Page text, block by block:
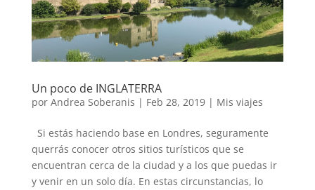
Un poco de INGLATERRA
por Andrea Soberanis | Feb 28, 2019| Mis viajes
Si estás haciendo base en Londres, seguramente
querrás conocer otros sitios turísticos que se
encuentran cerca de la ciudad y a los que puedas ir
y venir en un solo día. En estas circunstancias, lo